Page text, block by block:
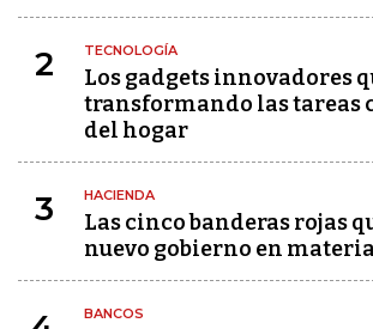
2 TECNOLOGÍA
Los gadgets innovadores
transformando las tareas
del hogar
3 HACIENDA
Las cinco banderas rojas
nuevo gobierno en
BANCOS